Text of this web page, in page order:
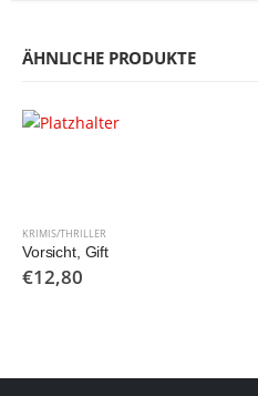
ÄHNLICHE PRODUKTE
KRIMIS/THRILLER
Vorsicht, Gift
€12,80